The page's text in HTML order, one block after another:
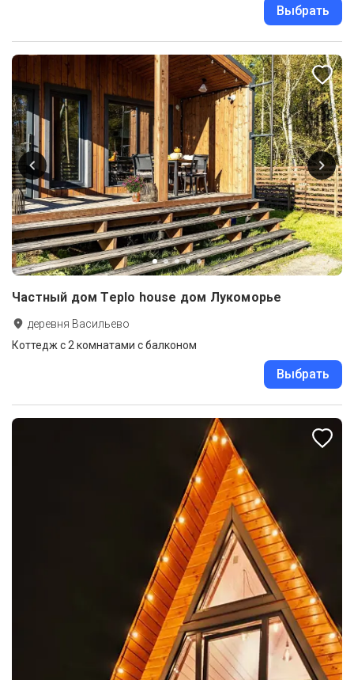
Выбрать
Частный дом Teplo house дом Лукоморье
деревня Васильево
Коттедж с 2 комнатами с балконом
Выбрать